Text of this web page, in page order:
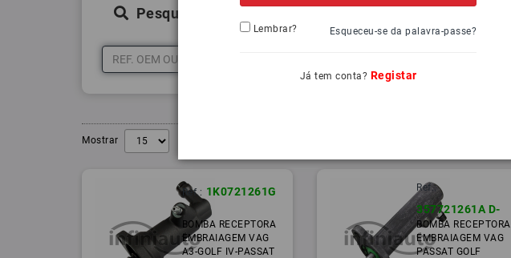
Lembrar? Esqueceu-se da palavra-passe?
Já tem conta? Registar
Pesquisa de produtos
Mostrar
Ref.: 1K0721261G
BOMBA RECEPTORA
EMBRAIAGEM VAG
A3-GOLF IV-PASSAT
Ref.:
357721261A D-
BOMBA RECEPTORA
EMBRAIAGEM VAG
PASSAT GOLF